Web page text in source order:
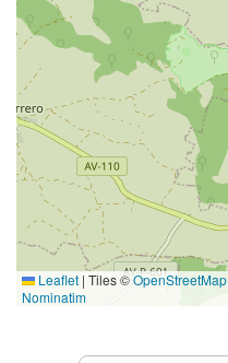
Leaflet | Tiles ©OpenStreetMap
Nominatim